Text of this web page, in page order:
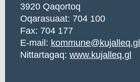
3920 Qaqortoq
Oqarasuaat: 704 100
Fax: 704 177
E-mail: kommune@kujalleq.gl
Nittartagaq: www.kujalleq.gl